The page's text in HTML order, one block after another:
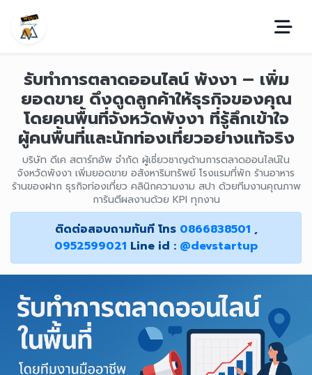
รับทำการตลาดออนไลน์ พังงา – เพิ่ม
ยอดขาย ดึงดูดลูกค้าให้ธุรกิจของคุณ
โดยคนพื้นที่จังหวัดพังงา ที่รู้ลึกเข้าใจ
ผู้คนพื้นที่และนักท่องเที่ยวอย่างแท้จริง
บริษัท ดีเค สตาร์ทอัพ จำกัด ผู้เชี่ยวชาญด้านการตลาดออนไลน์ใน
จังหวัดพังงา เพิ่มยอดขาย อสังหาริมทรัพย์ โรงแรมที่พัก ร้านอาหาร
ร้านของฝาก ธุรกิจท่องเที่ยว คลินิกความงาม สปา ด้วยทีมงานคุณภาพ
การันตีผลงานด้วย KPI ทุกงาน
ติดต่อสอบถามทันที โทร 0866838501 ,
0952599021 Line id : @devstartup